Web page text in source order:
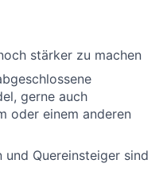
stärker zu machen
gerne auch
oder einem anderen
und Quereinsteiger sind